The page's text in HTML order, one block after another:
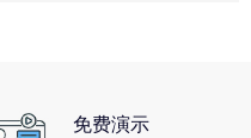
免费演示